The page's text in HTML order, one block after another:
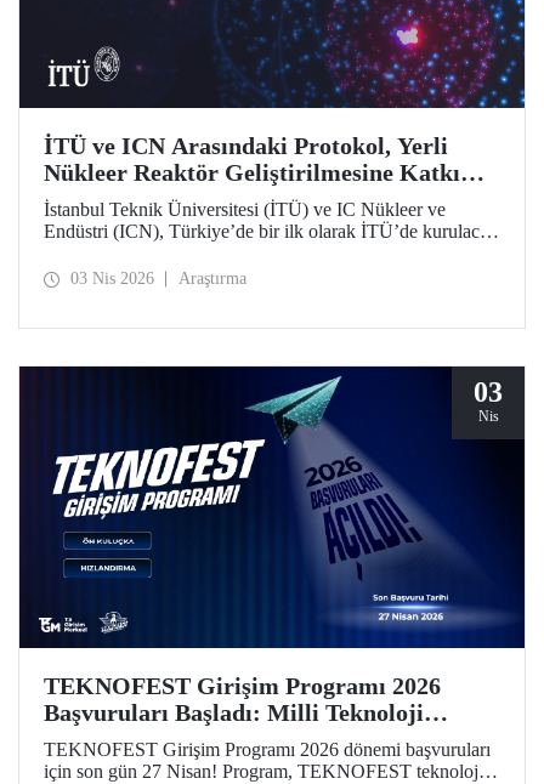
İTÜ ve ICN Arasındaki Protokol, Yerli
Nükleer Reaktör Geliştirilmesine Katkı
Sunacak
İstanbul Teknik Üniversitesi (İTÜ) ve IC Nükleer ve
Endüstri (ICN), Türkiye’de bir ilk olarak İTÜ’de kurulacak
sürecine katkı sağlayacak bir protokolü hayata geçirdi.
03 Nis 2026 Araştırma
03
Nis
TEKNOFEST Girişim Programı 2026
Başvuruları Başladı: Milli Teknoloji
Hamlesi Yeni Girişimlerini Bekliyor!
TEKNOFEST Girişim Programı 2026 dönemi başvuruları
için son gün 27 Nisan! Program, TEKNOFEST teknoloji